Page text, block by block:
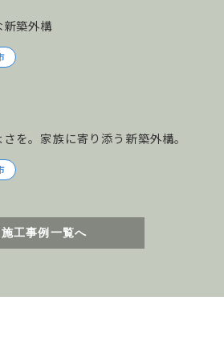
新築外構
を。家族に寄り添う新築外構。
施工事例一覧へ